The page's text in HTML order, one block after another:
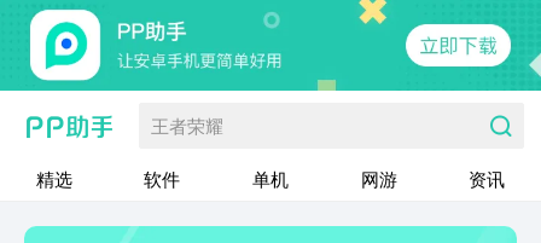
王者荣耀
精选 软件 单机 网游 资讯